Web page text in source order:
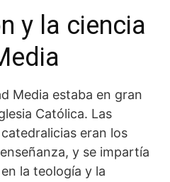
y la ciencia⁢
Media estaba‍ en gran
Católica. Las
eran los
y ‌se impartía
la teología y la